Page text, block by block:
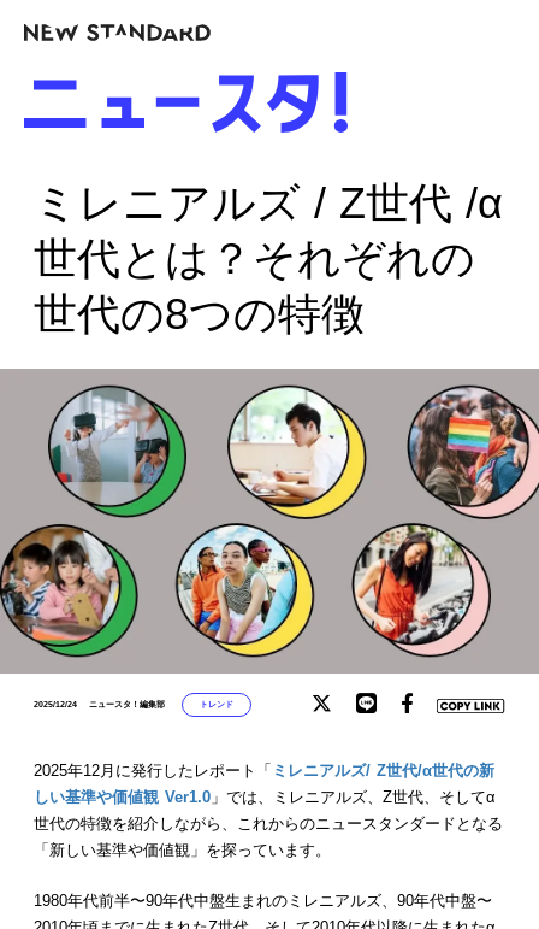
ミレニアルズ / Z世代 /α
世代とは？それぞれの
世代の8つの特徴
2025/12/24 ニュースタ！編集部 トレンド
2025年12月に発行したレポート「 ミレニアルズ/ Z世代/α世代の新
しい基準や価値観 Ver1.0 」では、ミレニアルズ、Z世代、そしてα
世代の特徴を紹介しながら、これからのニュースタンダードとなる
「新しい基準や価値観」を探っています。
1980年代前半〜90年代中盤生まれのミレニアルズ、90年代中盤〜